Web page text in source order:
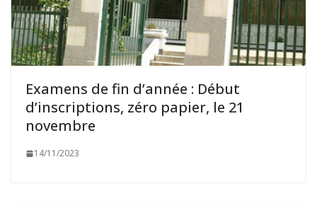
Examens de fin d’année : Début
d’inscriptions, zéro papier, le 21
novembre
14/11/2023